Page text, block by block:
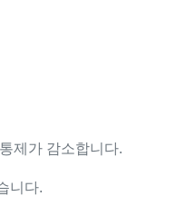
제가 감소합니다.
니다.